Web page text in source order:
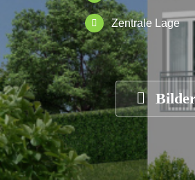
Zentrale Lage